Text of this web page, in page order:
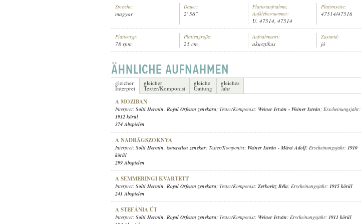
Sprache:
magyar
Dauer:
2' 56"
Plattenaufnahme,
Aufklebernummer:
U. 47514, 47514
Plattenseite:
47514/47516
Plattentyp:
78 rpm
Plattengröße:
25 cm
Aufnahmeart:
akusztikus
Zustand:
jó
gleicher
Interpret
gleicher
Texter/Komponist
gleiche
Gattung
gleiches
Jahr
A MOZIBAN
Interpret: Solti Hermin, Royal Orfeum zenekara; Texter/Komponist: Weiner István - Weiner István; Erscheinungsjahr:
1912 körül
374 Abspielen
A NADRÁGSZOKNYA
Interpret: Solti Hermin, ismeretlen zenekar; Texter/Komponist: Weiner István - Mérei Adolf; Erscheinungsjahr: 1910
körül
299 Abspielen
A SEMMERINGI KVARTETT
Interpret: Solti Hermin, Royal Orfeum zenekara; Texter/Komponist: Zerkovitz Béla; Erscheinungsjahr: 1915 körül
241 Abspielen
A STEFÁNIA ÚT
Interpret: Solti Hermin, Royal Orfeum zenekara; Texter/Komponist: Weiner István; Erscheinungsjahr: 1911 körül